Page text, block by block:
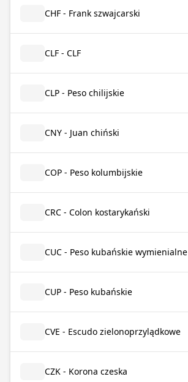
CHF - Frank szwajcarski
CLF - CLF
CLP - Peso chilijskie
CNY - Juan chiński
COP - Peso kolumbijskie
CRC - Colon kostarykański
CUC - Peso kubańskie wymienialne
CUP - Peso kubańskie
CVE - Escudo zielonoprzylądkowe
CZK - Korona czeska